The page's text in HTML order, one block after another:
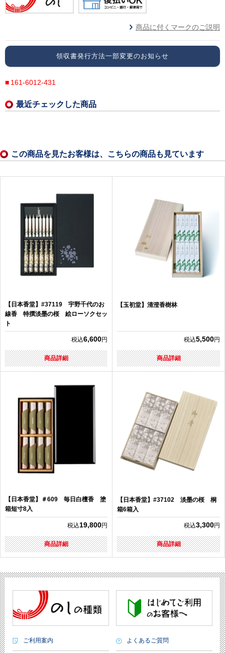
商品に付くマークのご説明
領収書発行方法一部変更のお知らせ
161-6012-431
最近チェックした商品
この商品を見たお客様は、こちらの商品も見ています
【日本香堂】#37119 宇野千代のお
線香 特撰淡墨の桜 絵ローソクセッ
ト
税込6,600円
商品詳細
【玉初堂】清澄香樹林
税込5,500円
商品詳細
【日本香堂】＃609 毎日白檀香 塗
箱短寸8入
税込19,800円
商品詳細
【日本香堂】#37102 淡墨の桜 桐
箱6箱入
税込3,300円
商品詳細
ご利用案内 よくあるご質問